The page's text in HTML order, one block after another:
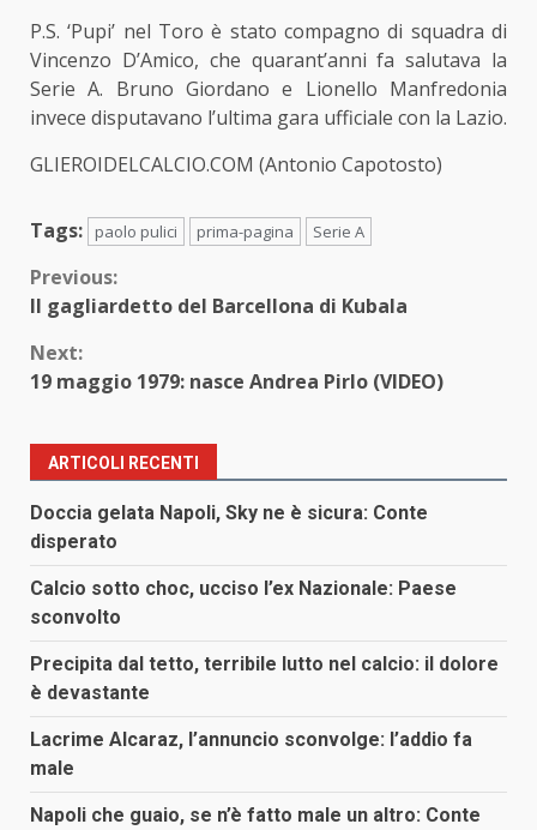
P.S. ‘Pupi’ nel Toro è stato compagno di squadra di
Vincenzo D’Amico, che quarant’anni fa salutava la
Serie A. Bruno Giordano e Lionello Manfredonia
invece disputavano l’ultima gara ufficiale con la Lazio.
GLIEROIDELCALCIO.COM (Antonio Capotosto)
Tags: paolo pulici prima-pagina Serie A
Continue
Reading
Previous:
Il gagliardetto del Barcellona di Kubala
Next:
19 maggio 1979: nasce Andrea Pirlo (VIDEO)
ARTICOLI RECENTI
Doccia gelata Napoli, Sky ne è sicura: Conte
disperato
Calcio sotto choc, ucciso l’ex Nazionale: Paese
sconvolto
Precipita dal tetto, terribile lutto nel calcio: il dolore
è devastante
Lacrime Alcaraz, l’annuncio sconvolge: l’addio fa
male
Napoli che guaio, se n’è fatto male un altro: Conte